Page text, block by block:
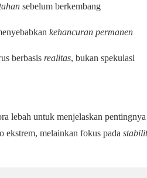
sebelum berkembang
kehancuran permanen
berbasis realitas, bukan spekulasi
lebah untuk menjelaskan
ekstrem, melainkan fokus pada